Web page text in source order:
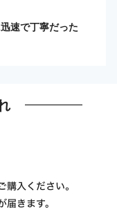
速で丁寧だった